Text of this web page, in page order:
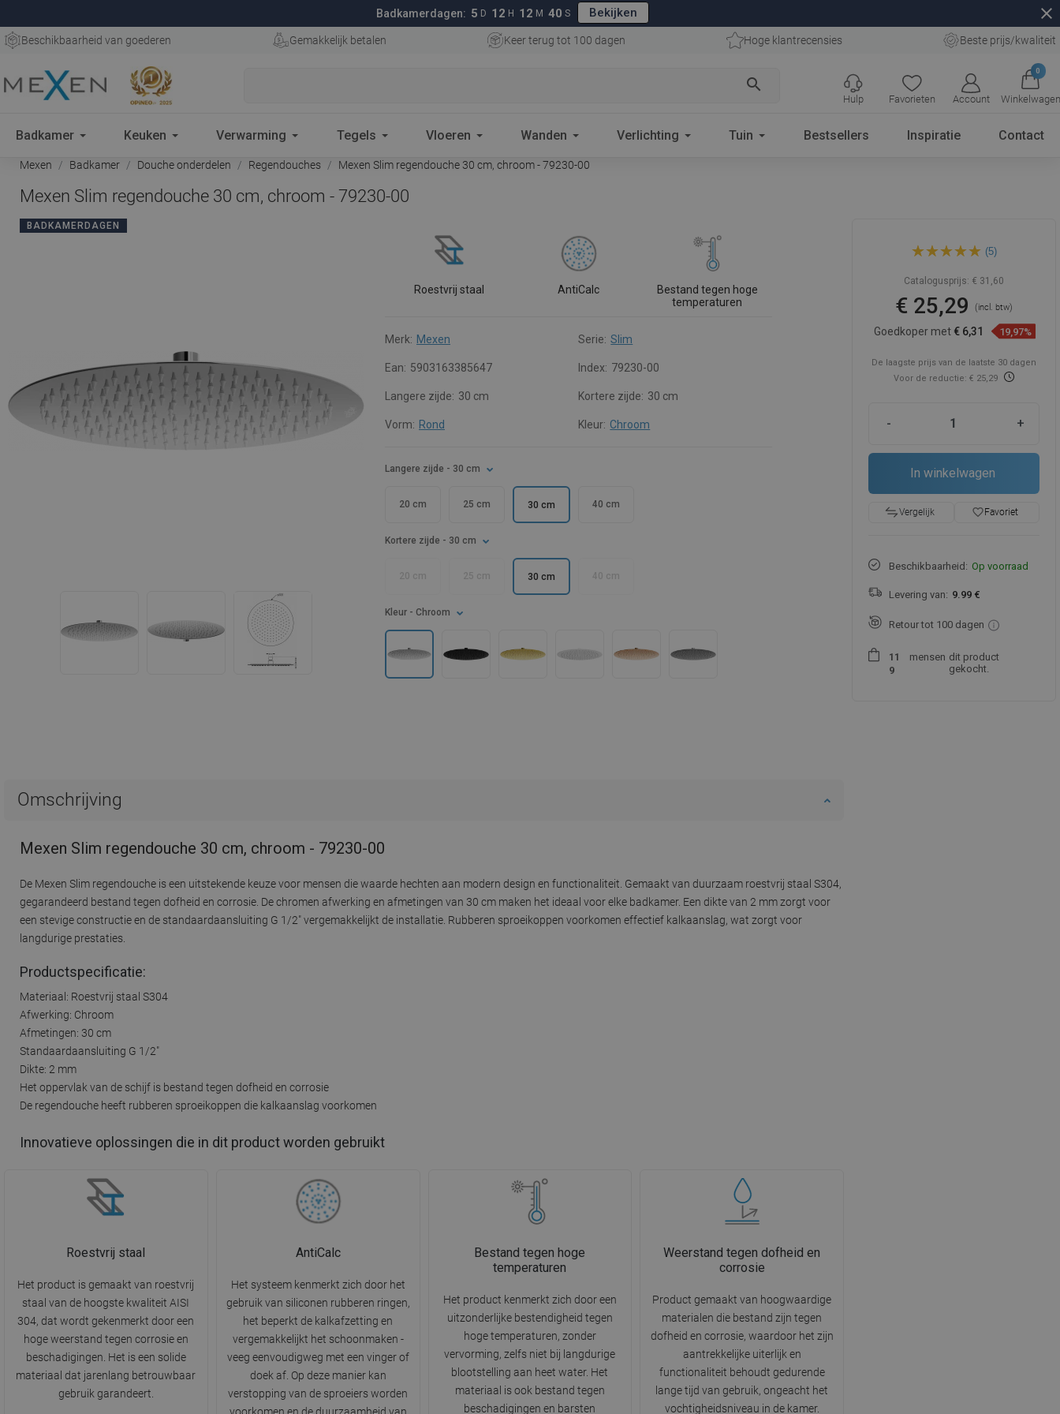
Badkamerdagen: 5 D 12 H 12 M 39 S Bekijken close
Beschikbaarheid van goederen Gemakkelijk betalen Keer terug tot 100 dagen Hoge klantrecensies Beste prijs/kwaliteit
search
Favorieten Account
0
Winkelwagen
Hulp
Badkamer Keuken Verwarming Tegels Vloeren Wanden Verlichting Tuin Bestsellers Inspiratie Contact
Mexen Badkamer Douche onderdelen Regendouches Mexen Slim regendouche 30 cm, chroom - 79230-00
Mexen Slim regendouche 30 cm, chroom - 79230-00
BADKAMERDAGEN
Roestvrij staal AntiCalc
Bestand tegen hoge
temperaturen
Merk: Mexen Serie: Slim
Ean: 5903163385647 Index: 79230-00
Langere zijde: 30 cm Kortere zijde: 30 cm
Vorm: Rond Kleur: Chroom
Langere zijde - 30 cm
20 cm 25 cm 30 cm 40 cm
Kortere zijde - 30 cm
20 cm 25 cm 30 cm 40 cm
Kleur - Chroom
Omschrijving
Mexen Slim regendouche 30 cm, chroom - 79230-00
De Mexen Slim regendouche is een uitstekende keuze voor mensen die waarde hechten aan modern design en functionaliteit. Gemaakt van duurzaam roestvrij staal S304,
gegarandeerd bestand tegen dofheid en corrosie. De chromen afwerking en afmetingen van 30 cm maken het ideaal voor elke badkamer. Een dikte van 2 mm zorgt voor
een stevige constructie en de standaardaansluiting G 1/2" vergemakkelijkt de installatie. Rubberen sproeikoppen voorkomen effectief kalkaanslag, wat zorgt voor
langdurige prestaties.
Productspecificatie:
Materiaal: Roestvrij staal S304
Afwerking: Chroom
Afmetingen: 30 cm
Standaardaansluiting G 1/2"
Dikte: 2 mm
Het oppervlak van de schijf is bestand tegen dofheid en corrosie
De regendouche heeft rubberen sproeikoppen die kalkaanslag voorkomen
Innovatieve oplossingen die in dit product worden gebruikt
Roestvrij staal
Het product is gemaakt van roestvrij
staal van de hoogste kwaliteit AISI
304, dat wordt gekenmerkt door een
hoge weerstand tegen corrosie en
beschadigingen. Het is een solide
materiaal dat jarenlang betrouwbaar
gebruik garandeert.
AntiCalc
Het systeem kenmerkt zich door het
gebruik van siliconen rubberen ringen,
het beperkt de kalkafzetting en
vergemakkelijkt het schoonmaken -
veeg eenvoudigweg met een vinger of
doek af. Op deze manier kan
verstopping van de sproeiers worden
Bestand tegen hoge
temperaturen
Het product kenmerkt zich door een
uitzonderlijke bestendigheid tegen
hoge temperaturen, zonder
vervorming, zelfs niet bij langdurige
blootstelling aan heet water. Het
materiaal is ook bestand tegen
beschadigingen en barsten
Weerstand tegen dofheid en
corrosie
Product gemaakt van hoogwaardige
materialen die bestand zijn tegen
dofheid en corrosie, waardoor het zijn
aantrekkelijke uiterlijk en
functionaliteit behoudt gedurende
lange tijd van gebruik, ongeacht het
vochtigheidsniveau in de kamer.
Mexen Slim regendouche 30
cm, chroom - 79230-00
(5)
Catalogusprijs: € 31,60
€ 25,29(incl. btw)
Goedkoper met € 6,31 19,97%
De laagste prijs van de laatste 30 dagen
Voor de reductie: € 25,29
- +
In winkelwagen
Vergelijk favorite_borderFavoriet
Beschikbaarheid: Op voorraad
Levering van: 9.99 €
Retour tot 100 dagen
1 1
9
mensen dit product
gekocht.